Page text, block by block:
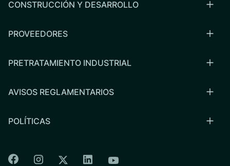
CONSTRUCCIÓN Y DESARROLLO
PROVEEDORES
PRETRATAMIENTO INDUSTRIAL
AVISOS REGLAMENTARIOS
POLÍTICAS
Colorado Springs Facebook
Colorado Springs Instagram
Colorado Springs Twitter
Colorado Springs Linkedin